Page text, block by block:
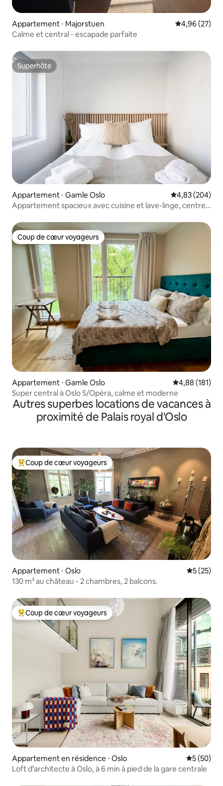
Appartement ⋅ Majorstuen Évaluation
4,96 (27)
Calme et central - escapade parfaite
Superhôte
Superhôte
Appartement ⋅ Gamle Oslo Évaluation
4,83 (204)
Appartement spacieux avec cuisine et lave-linge, centre
Coup de cœur voyageurs
Coup de cœur voyageurs
Appartement ⋅ Gamle Oslo Évaluation
4,88 (181)
Super central à Oslo S/Opéra, calme et moderne
Autres superbes locations de vacances à
proximité de Palais royal d'Oslo
Coups de cœur voyageurs les plus appréciés
Coup de cœur voyageurs
Appartement ⋅ Oslo
5 (25)
130 m² au château - 2 chambres, 2 balcons.
Coups de cœur voyageurs les plus appréciés
Coup de cœur voyageurs
Appartement en résidence ⋅ Oslo
5 (50)
Loft d’architecte à Oslo, à 6 min à pied de la gare centrale